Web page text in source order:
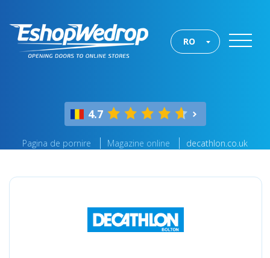
RO
4.7
Pagina de pornire Magazine online decathlon.co.uk